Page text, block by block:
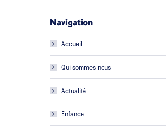
Navigation
Accueil
Qui sommes-nous
Actualité
Enfance